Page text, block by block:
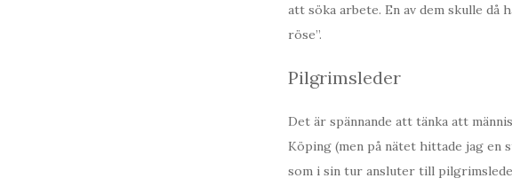
att söka arbete. En av dem skulle då
röse”.
Pilgrimsleder
Det är spännande att tänka att
Köping (men på nätet hittade jag en
som i sin tur ansluter till